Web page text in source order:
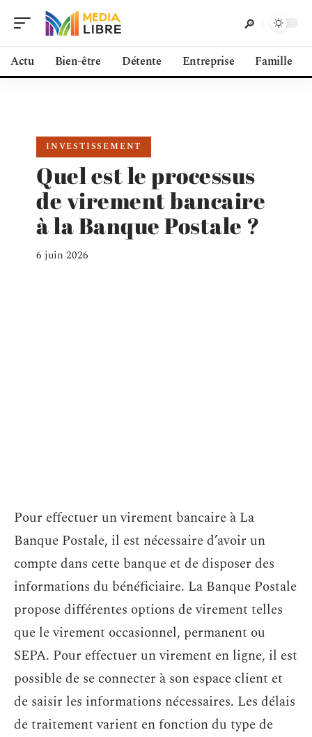
Actu Bien-être Détente Entreprise Famille
INVESTISSEMENT
Quel est le processus
de virement bancaire
à la Banque Postale ?
6 juin 2026
Pour effectuer un virement bancaire à La
Banque Postale, il est nécessaire d’avoir un
compte dans cette banque et de disposer des
informations du bénéficiaire. La Banque Postale
propose différentes options de virement telles
que le virement occasionnel, permanent ou
SEPA. Pour effectuer un virement en ligne, il est
possible de se connecter à son espace client et
de saisir les informations nécessaires. Les délais
de traitement varient en fonction du type de